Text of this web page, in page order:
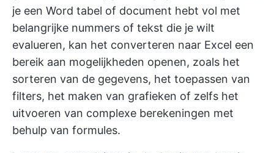
je een Word tabel of document hebt vol met
belangrijke nummers of tekst die je wilt
evalueren, kan het converteren naar Excel een
bereik aan mogelijkheden openen, zoals het
sorteren van de gegevens, het toepassen van
filters, het maken van grafieken of zelfs het
uitvoeren van complexe berekeningen met
behulp van formules.